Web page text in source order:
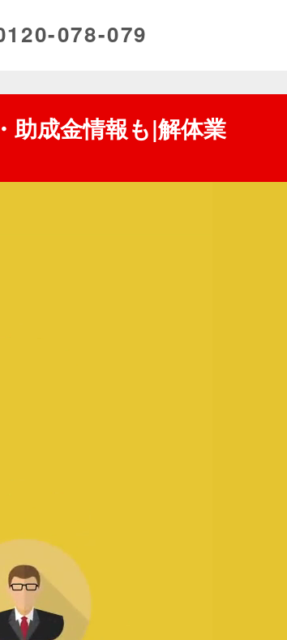
078-079
助成金情報も|解体業